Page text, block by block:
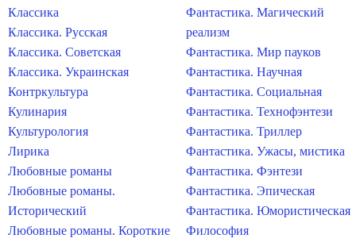
Классика
Классика. Русская
Классика. Советская
Классика. Украинская
Контркультура
Кулинария
Культурология
Лирика
Любовные романы
Любовные романы.
Исторический
Любовные романы. Короткие
Фантастика. Магический
реализм
Фантастика. Мир пауков
Фантастика. Научная
Фантастика. Социальная
Фантастика. Технофэнтези
Фантастика. Триллер
Фантастика. Ужасы, мистика
Фантастика. Фэнтези
Фантастика. Эпическая
Фантастика. Юмористическая
Философия